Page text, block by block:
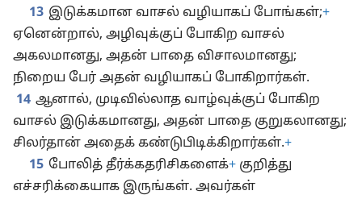
13 இடுக்கமான வாசல் வழியாகப் போங்கள்;+
ஏனென்றால், அழிவுக்குப் போகிற வாசல்
அகலமானது, அதன் பாதை விசாலமானது;
நிறைய பேர் அதன் வழியாகப் போகிறார்கள்.
14 ஆனால், முடிவில்லாத வாழ்வுக்குப் போகிற
வாசல் இடுக்கமானது, அதன் பாதை குறுகலானது;
சிலர்தான் அதைக் கண்டுபிடிக்கிறார்கள்.+
15 போலித் தீர்க்கதரிசிகளைக்+ குறித்து
எச்சரிக்கையாக இருங்கள். அவர்கள்